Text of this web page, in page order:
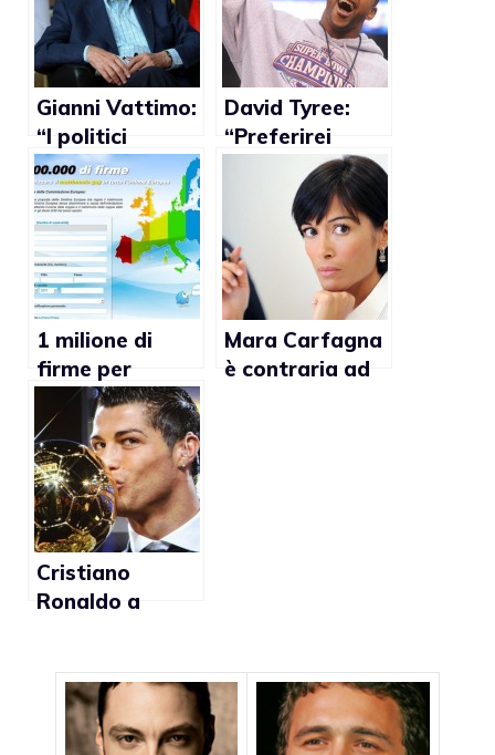
Gianni Vattimo:
“I politici
italiani sono
codardi per
affrontare la
questione delle
unioni civili gay”
David Tyree:
“Preferirei
perdere il Super
Bowl piuttosto
che vedere
riconosciuti i
matrimoni gay”
1 milione di
firme per
legalizzare il
matrimonio gay
nell’Unione
Europea
Mara Carfagna
è contraria ad
Cristiano
Ronaldo a